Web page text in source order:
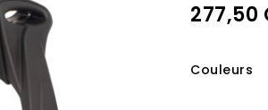
277,50
Couleurs